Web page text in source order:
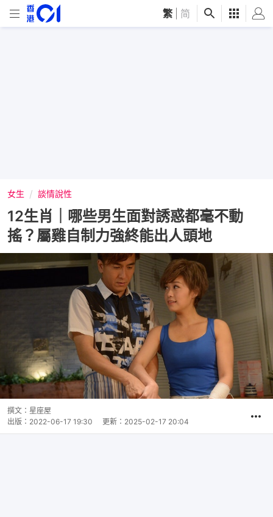
繁 简
女生 談情說性
12生肖｜哪些男生面對誘惑都毫不動
搖？屬雞自制力強終能出人頭地
撰文： 星座屋
出版： 2022-06-17 19:30 更新： 2025-02-17 20:04